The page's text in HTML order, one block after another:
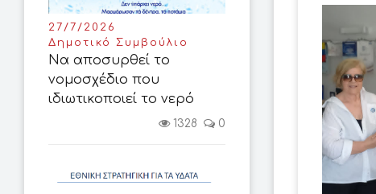
27/7/2026
Δημοτικό Συμβούλιο
Να αποσυρθεί το
νομοσχέδιο που
ιδιωτικοποιεί το νερό
1328 0